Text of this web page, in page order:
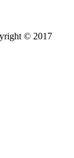
© 2017